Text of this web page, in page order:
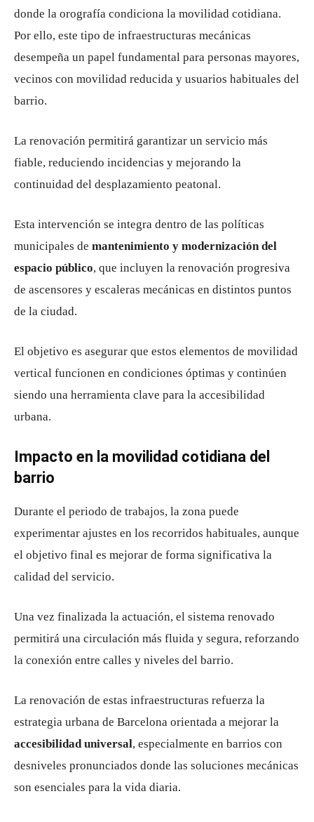
donde la orografía condiciona la movilidad cotidiana.
Por ello, este tipo de infraestructuras mecánicas
desempeña un papel fundamental para personas mayores,
vecinos con movilidad reducida y usuarios habituales del
barrio.
La renovación permitirá garantizar un servicio más
fiable, reduciendo incidencias y mejorando la
continuidad del desplazamiento peatonal.
Esta intervención se integra dentro de las políticas
municipales de mantenimiento y modernización del
espacio público, que incluyen la renovación progresiva
de ascensores y escaleras mecánicas en distintos puntos
de la ciudad.
El objetivo es asegurar que estos elementos de movilidad
vertical funcionen en condiciones óptimas y continúen
siendo una herramienta clave para la accesibilidad
urbana.
Impacto en la movilidad cotidiana del
barrio
Durante el periodo de trabajos, la zona puede
experimentar ajustes en los recorridos habituales, aunque
el objetivo final es mejorar de forma significativa la
calidad del servicio.
Una vez finalizada la actuación, el sistema renovado
permitirá una circulación más fluida y segura, reforzando
la conexión entre calles y niveles del barrio.
La renovación de estas infraestructuras refuerza la
estrategia urbana de Barcelona orientada a mejorar la
accesibilidad universal, especialmente en barrios con
desniveles pronunciados donde las soluciones mecánicas
son esenciales para la vida diaria.